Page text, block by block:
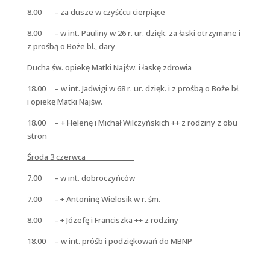
8.00 – za dusze w czyśćcu cierpiące
8.00 – w int. Pauliny w 26 r. ur. dzięk. za łaski otrzymane i
z prośbą o Boże bł., dary
Ducha św. opiekę Matki Najśw. i łaskę zdrowia
18.00 – w int. Jadwigi w 68 r. ur. dzięk. i z prośbą o Boże bł.
i opiekę Matki Najśw.
18.00 – + Helenę i Michał Wilczyńskich ++ z rodziny z obu
stron
Środa 3 czerwca
7.00 – w int. dobroczyńców
7.00 – + Antoninę Wielosik w r. śm.
8.00 – + Józefę i Franciszka ++ z rodziny
18.00 – w int. próśb i podziękowań do MBNP